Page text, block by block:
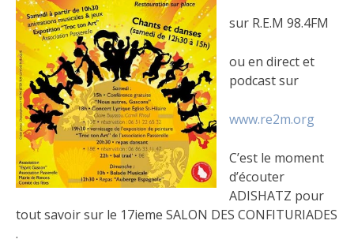
sur R.E.M 98.4FM
ou en direct et
podcast sur
www.re2m.org
C’est le moment
d’écouter
ADISHATZ pour
tout savoir sur le 17ieme SALON DES CONFITURIADES
.